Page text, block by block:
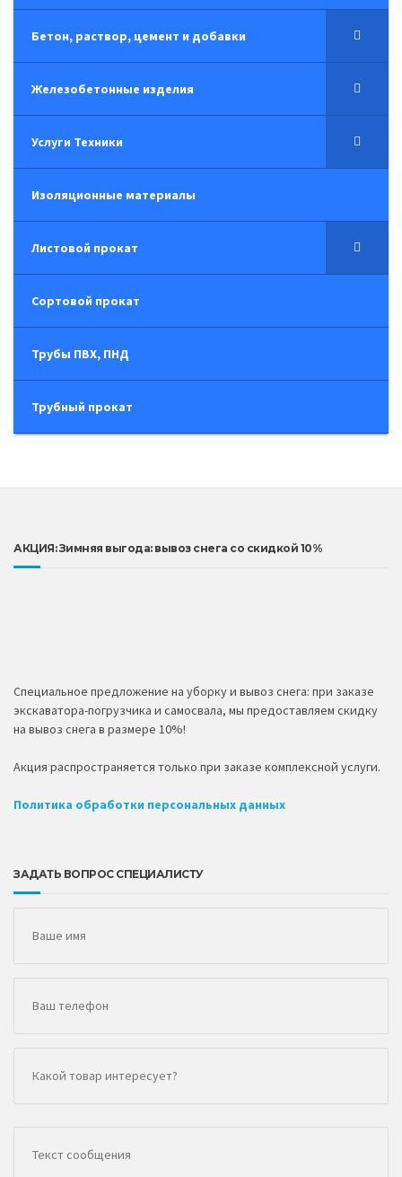
Бетон, раствор, цемент и добавки
Железобетонные изделия
Услуги Техники
Изоляционные материалы
Листовой прокат
Сортовой прокат
Трубы ПВХ, ПНД
Трубный прокат
АКЦИЯ: Зимняя выгода: вывоз снега со скидкой 10%
Специальное предложение на уборку и вывоз снега: при заказе
экскаватора-погрузчика и самосвала, мы предоставляем скидку
на вывоз снега в размере 10%!
Акция распространяется только при заказе комплексной услуги.
Политика обработки персональных данных
ЗАДАТЬ ВОПРОС СПЕЦИАЛИСТУ